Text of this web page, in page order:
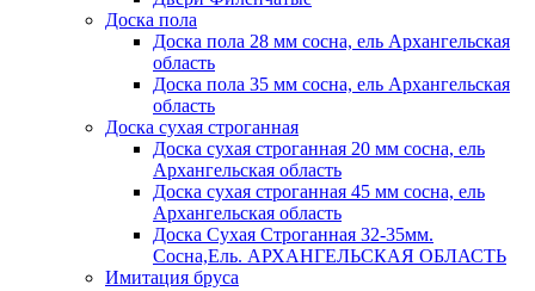
Доска пола
Доска пола 28 мм сосна, ель Архангельская
область
Доска пола 35 мм сосна, ель Архангельская
область
Доска сухая строганная
Доска сухая строганная 20 мм сосна, ель
Архангельская область
Доска сухая строганная 45 мм сосна, ель
Архангельская область
Доска Сухая Строганная 32-35мм.
Сосна,Ель. АРХАНГЕЛЬСКАЯ ОБЛАСТЬ
Имитация бруса